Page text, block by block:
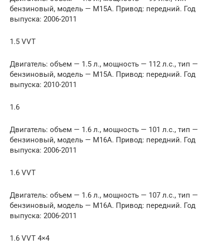
бензиновый, модель — M15A. Привод: передний. Год
выпуска: 2006-2011
1.5 VVT
Двигатель: объем — 1.5 л., мощность — 112 л.с., тип —
бензиновый, модель — M15A. Привод: передний. Год
выпуска: 2010-2011
1.6
Двигатель: объем — 1.6 л., мощность — 101 л.с., тип —
бензиновый, модель — M16A. Привод: передний. Год
выпуска: 2006-2011
1.6 VVT
Двигатель: объем — 1.6 л., мощность — 107 л.с., тип —
бензиновый, модель — M16A. Привод: передний. Год
выпуска: 2006-2011
1.6 VVT 4×4